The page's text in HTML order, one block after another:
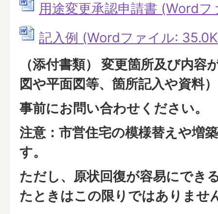
用途変更承認申請書 (Word
記入例 (Wordファイル:
（添付書類） 変更箇所及び内容
図や平面図等、箇所記入や資料）
事前にお問い合わせください。
注意：市営住宅の模様替えや増
す。
ただし、原状回復が容易にでき
たときはこの限りではありませ